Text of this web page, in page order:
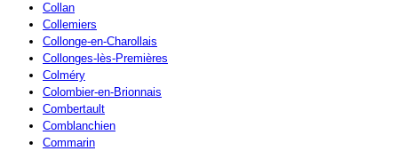
Collan
Collemiers
Collonge-en-Charollais
Collonges-lès-Premières
Colméry
Colombier-en-Brionnais
Combertault
Comblanchien
Commarin